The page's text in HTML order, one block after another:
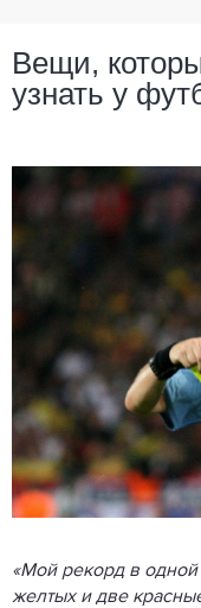
Вещи,
узнать у
«Мой рекорд в
желтых и две